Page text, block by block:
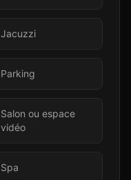
Jacuzzi
Parking
Salon ou espace
vidéo
Spa